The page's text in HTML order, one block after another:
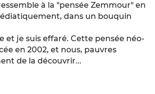
à la "pensée Zemmour" en
dans un bouquin
et je suis effaré. Cette pensée néo-
en 2002, et nous, pauvres
de la découvrir...